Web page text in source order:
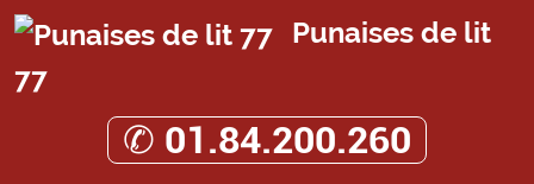
Punaises de lit
77
✆ 01.84.200.260